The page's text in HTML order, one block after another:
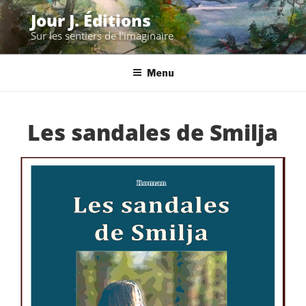
Aller
au
contenu
principal
Jour J. Éditions
Sur les sentiers de l'imaginaire
Menu
Les sandales de Smilja